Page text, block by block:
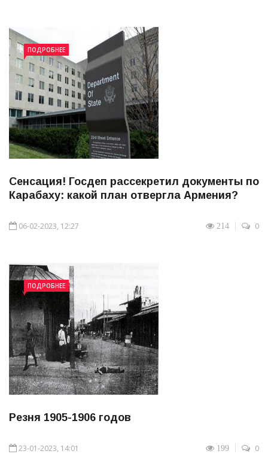
ПОДРОБНЕЕ
Сенсация! Госдеп рассекретил документы по
Карабаху: какой план отвергла Армения?
06-02-2023, 12:27 214 0
ПОДРОБНЕЕ
Резня 1905-1906 годов
23-01-2023, 14:01 199 0